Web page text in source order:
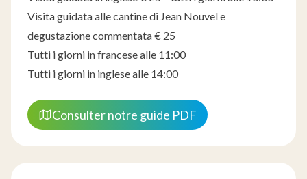
Visita guidata alle cantine di Jean Nouvel e
degustazione commentata € 25
Tutti i giorni in francese alle 11:00
Tutti i giorni in inglese alle 14:00
Consulter notre guide PDF